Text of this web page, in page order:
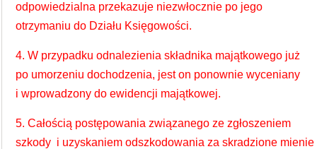
odpowiedzialna przekazuje niezwłocznie po jego
otrzymaniu do Działu Księgowości.
4. W przypadku odnalezienia składnika majątkowego już
po umorzeniu dochodzenia, jest on ponownie wyceniany
i wprowadzony do ewidencji majątkowej.
5. Całością postępowania związanego ze zgłoszeniem
szkody i uzyskaniem odszkodowania za skradzione mienie